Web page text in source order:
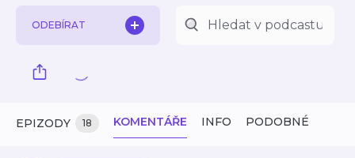
ODEBÍRAT
EPIZODY 18 KOMENTÁŘE INFO PODOBNÉ